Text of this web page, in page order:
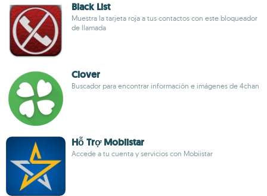
Black List
Muestra la tarjeta roja a tus contactos con este bloqueador
de llamada
Clover
Buscador para encontrar información e imágenes de 4chan
Hỗ Trợ Mobiistar
Accede a tu cuenta y servicios con Mobiistar